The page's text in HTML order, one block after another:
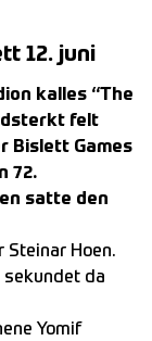
12. juni
kalles “The
felt
Bislett Games
72.
satte den
Hoen.
sekundet da
Yomif